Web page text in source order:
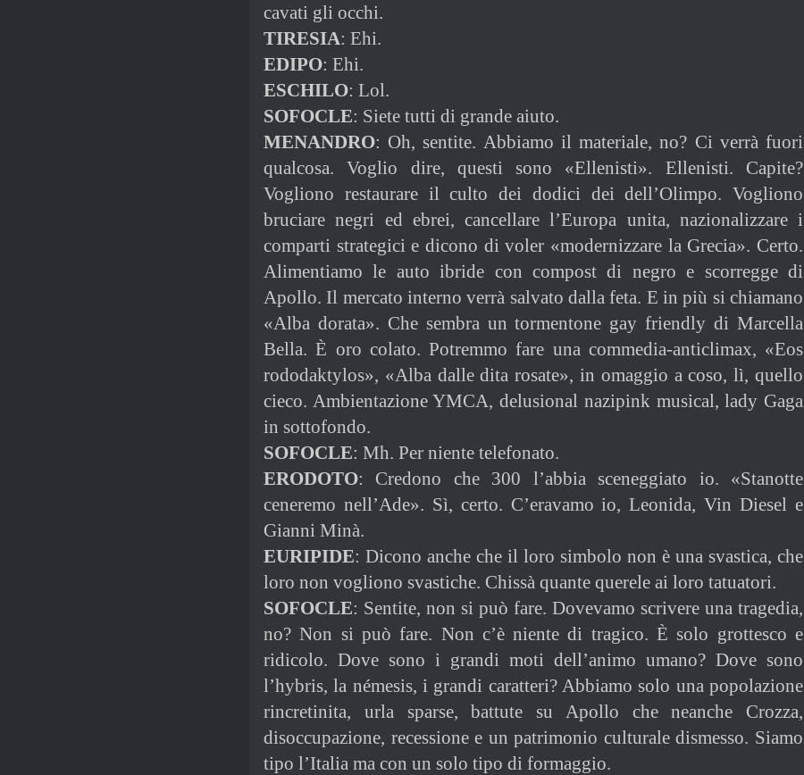
cavati gli occhi.
TIRESIA: Ehi.
EDIPO: Ehi.
ESCHILO: Lol.
SOFOCLE: Siete tutti di grande aiuto.
MENANDRO: Oh, sentite. Abbiamo il materiale, no? Ci verrà fuori
qualcosa. Voglio dire, questi sono «Ellenisti». Ellenisti. Capite?
Vogliono restaurare il culto dei dodici dei dell’Olimpo. Vogliono
bruciare negri ed ebrei, cancellare l’Europa unita, nazionalizzare i
comparti strategici e dicono di voler «modernizzare la Grecia». Certo.
Alimentiamo le auto ibride con compost di negro e scorregge di
Apollo. Il mercato interno verrà salvato dalla feta. E in più si chiamano
«Alba dorata». Che sembra un tormentone gay friendly di Marcella
Bella. È oro colato. Potremmo fare una commedia-anticlimax, «Eos
rododaktylos», «Alba dalle dita rosate», in omaggio a coso, lì, quello
cieco. Ambientazione YMCA, delusional nazipink musical, lady Gaga
in sottofondo.
SOFOCLE: Mh. Per niente telefonato.
ERODOTO: Credono che 300 l’abbia sceneggiato io. «Stanotte
ceneremo nell’Ade». Sì, certo. C’eravamo io, Leonida, Vin Diesel e
Gianni Minà.
EURIPIDE: Dicono anche che il loro simbolo non è una svastica, che
loro non vogliono svastiche. Chissà quante querele ai loro tatuatori.
SOFOCLE: Sentite, non si può fare. Dovevamo scrivere una tragedia,
no? Non si può fare. Non c’è niente di tragico. È solo grottesco e
ridicolo. Dove sono i grandi moti dell’animo umano? Dove sono
l’hybris, la némesis, i grandi caratteri? Abbiamo solo una popolazione
rincretinita, urla sparse, battute su Apollo che neanche Crozza,
disoccupazione, recessione e un patrimonio culturale dismesso. Siamo
tipo l’Italia ma con un solo tipo di formaggio.